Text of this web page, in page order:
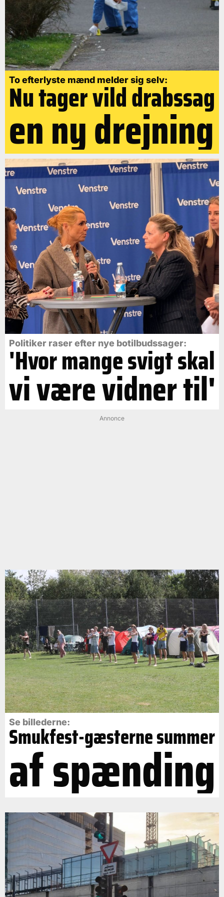
To efterlyste mænd melder sig selv:
Nu tager vild drabssag
en ny drejning
Politiker raser efter nye botilbudssager:
'Hvor mange svigt skal
vi være vidner til'
Annonce
Se billederne:
Smukfest-gæsterne summer
af spænding